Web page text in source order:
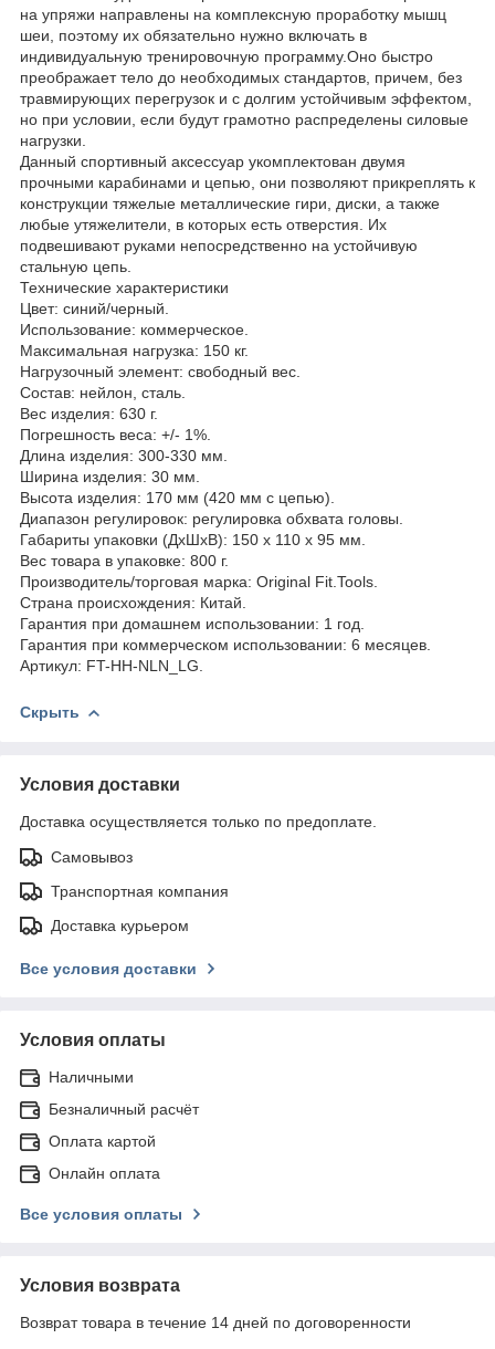
на упряжи направлены на комплексную проработку мышц
шеи, поэтому их обязательно нужно включать в
индивидуальную тренировочную программу.Оно быстро
преображает тело до необходимых стандартов, причем, без
травмирующих перегрузок и с долгим устойчивым эффектом,
но при условии, если будут грамотно распределены силовые
нагрузки.
Данный спортивный аксессуар укомплектован двумя
прочными карабинами и цепью, они позволяют прикреплять к
конструкции тяжелые металлические гири, диски, а также
любые утяжелители, в которых есть отверстия. Их
подвешивают руками непосредственно на устойчивую
стальную цепь.
Технические характеристики
Цвет: синий/черный.
Использование: коммерческое.
Максимальная нагрузка: 150 кг.
Нагрузочный элемент: свободный вес.
Состав: нейлон, сталь.
Вес изделия: 630 г.
Погрешность веса: +/- 1%.
Длина изделия: 300-330 мм.
Ширина изделия: 30 мм.
Высота изделия: 170 мм (420 мм с цепью).
Диапазон регулировок: регулировка обхвата головы.
Габариты упаковки (ДхШхВ): 150 x 110 x 95 мм.
Вес товара в упаковке: 800 г.
Производитель/торговая марка: Original Fit.Tools.
Страна происхождения: Китай.
Гарантия при домашнем использовании: 1 год.
Гарантия при коммерческом использовании: 6 месяцев.
Артикул: FT-HH-NLN_LG.
Скрыть
Условия доставки
Доставка осуществляется только по предоплате.
Самовывоз
Транспортная компания
Доставка курьером
Все условия доставки
Условия оплаты
Наличными
Безналичный расчёт
Оплата картой
Онлайн оплата
Все условия оплаты
Условия возврата
Возврат товара в течение 14 дней по договоренности